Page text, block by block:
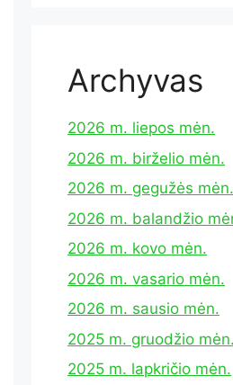
Archyvas
2026 m. liepos mėn.
2026 m. birželio mėn.
2026 m. gegužės mėn.
2026 m. balandžio
2026 m. kovo mėn.
2026 m. vasario mėn.
2026 m. sausio mėn.
2025 m. gruodžio mėn.
2025 m. lapkričio mėn.